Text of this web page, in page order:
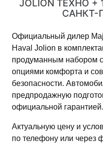
JOLION ТЕХНО +
САНКТ-
Официальный дилер
Haval Jolion в
продуманным набором
опциями комфорта и
безопасности.
предпродажную
официальной гарантией.
Актуальную цену и
по телефону или через